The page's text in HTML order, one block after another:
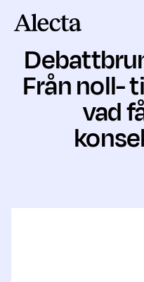
Från noll-
vad